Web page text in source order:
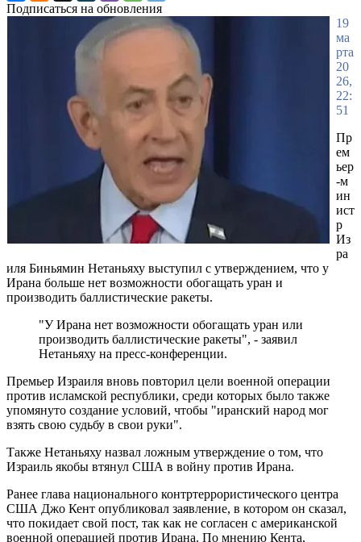
Подписаться на обновления
19
ма
рта
20
26,
22:
51
Пр
ем
ьер
-м
ин
ист
р
Из
ра
иля Биньямин Нетаньяху выступил с утверждением, что у
Ирана больше нет возможности обогащать уран и
производить баллистические ракеты.
"У Ирана нет возможности обогащать уран или
производить баллистические ракеты", - заявил
Нетаньяху на пресс-конференции.
Премьер Израиля вновь повторил цели военной операции
против исламской республики, среди которых было также
упомянуто создание условий, чтобы "иранский народ мог
взять свою судьбу в свои руки".
Также Нетаньяху назвал ложным утверждение о том, что
Израиль якобы втянул США в войну против Ирана.
Ранее глава национального контртеррористического центра
США Джо Кент опубликовал заявление, в котором он сказал,
что покидает свой пост, так как не согласен с американской
военной операцией против Ирана. По мнению Кента,